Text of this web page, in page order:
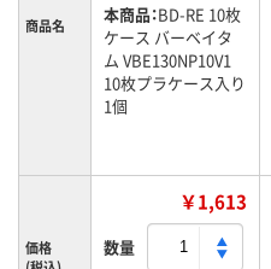
商品名 本商品：BD-RE 10枚
ケース バーベイタ
ム VBE130NP10V1
10枚プラケース入り
1個
価格
￥1,613
数量